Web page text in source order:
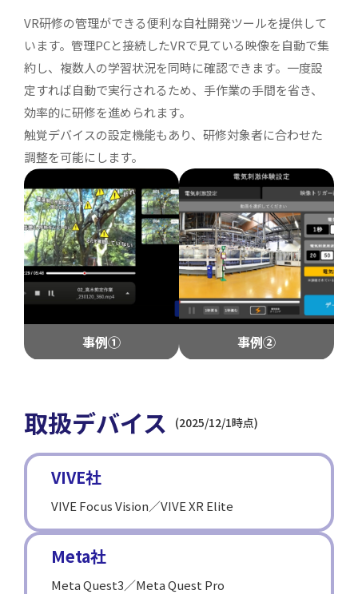
VR研修の管理ができる便利な自社開発ツールを提供して
います。管理PCと接続したVRで見ている映像を自動で集
約し、複数人の学習状況を同時に確認できます。一度設
定すれば自動で実行されるため、手作業の手間を省き、
効率的に研修を進められます。
触覚デバイスの設定機能もあり、研修対象者に合わせた
調整を可能にします。
事例① 事例②
取扱デバイス (2025/12/1時点)
VIVE社
VIVE Focus Vision／VIVE XR Elite
Meta社
Meta Quest3／Meta Quest Pro